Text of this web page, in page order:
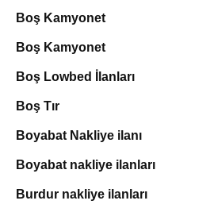
Boş Kamyonet
Boş Kamyonet
Boş Lowbed İlanları
Boş Tır
Boyabat Nakliye ilanı
Boyabat nakliye ilanları
Burdur nakliye ilanları